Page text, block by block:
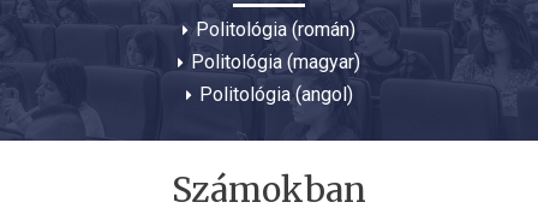
Politológia (román)
Politológia (magyar)
Politológia (angol)
Számokban